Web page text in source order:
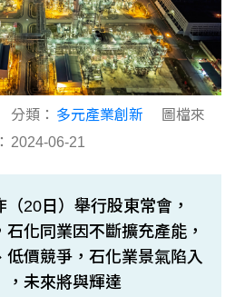
分類： 多元產業創新
圖檔來
2024-06-21
20日）舉行股東常會，
化同業因不斷擴充產能，
價競爭，石化業景氣陷入
，未來將與輝達